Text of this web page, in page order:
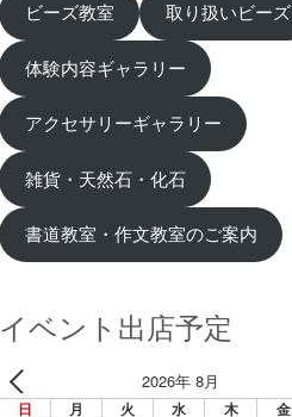
ビーズ教室 取り扱いビーズ
体験内容ギャラリー
アクセサリーギャラリー
雑貨・天然石・化石
書道教室・作文教室のご案内
イベント出店予定
2026年 8月
日 月 火 水 木 金